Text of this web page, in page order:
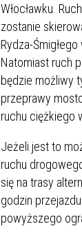
Włocławku.
zostanie
Rydza-Śmigłego
Natomiast ruch
będzie możliwy
przeprawy
ruchu ciężkiego
Jeżeli jest to
ruchu
się na trasy
godzin
powyższego